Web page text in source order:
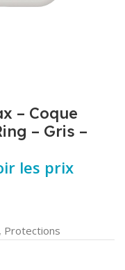
– Coque
– Gris –
les prix
, Protections